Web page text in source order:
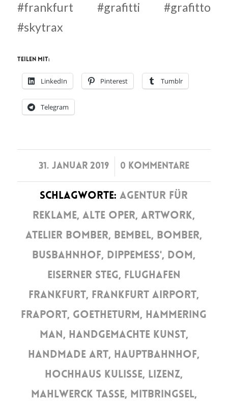
#frankfurt #grafitti #grafitto
#skytrax
Teilen mit:
LinkedIn Pinterest Tumblr
Telegram
31. JANUAR 2019
/ 0 KOMMENTARE
SCHLAGWORTE: AGENTUR FÜR
REKLAME,ALTE OPER,ARTWORK,
ATELIER BOMBER, BEMBEL, BOMBER,
BUSBAHNHOF, DIPPEMESS', DOM,
EISERNER STEG, FLUGHAFEN
FRANKFURT, FRANKFURT AIRPORT,
FRAPORT, GOETHETURM, HAMMERING
MAN, HANDGEMACHTE KUNST,
HANDMADE ART, HAUPTBAHNHOF,
HOCHHAUS KULISSE, LIZENZ,
MAHLWERCK TASSE, MITBRINGSEL,